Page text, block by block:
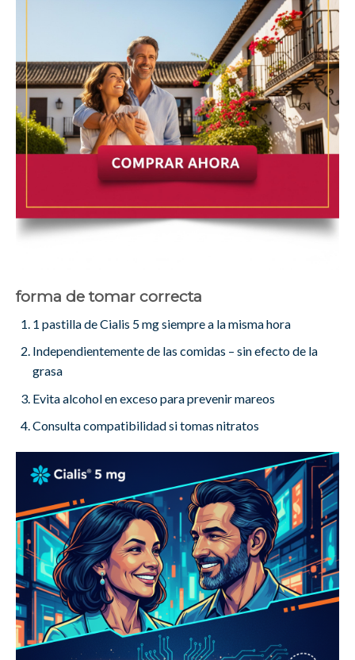
forma de tomar correcta
1 pastilla de Cialis 5 mg siempre a la misma hora
Independientemente de las comidas – sin efecto de la
grasa
Evita alcohol en exceso para prevenir mareos
Consulta compatibilidad si tomas nitratos